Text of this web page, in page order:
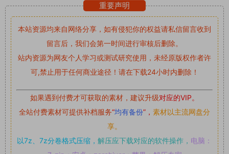
重要声明
本站资源均来自网络分享，如有侵犯你的权益请私信留言收到
留言后，我们会第一时间进行审核后删除。
站内资源为网友个人学习或测试研究使用，未经原版权作者许
可,禁止用于任何商业途径！请在下载24小时内删除！
如果遇到付费才可获取的素材，建议升级对应的VIP。
全站付费素材可提供补档服务“均有备份”， 素材以主流网盘分
享。
以7z、7z分卷格式压缩， 解压应下载对应的软件操作， 电脑：